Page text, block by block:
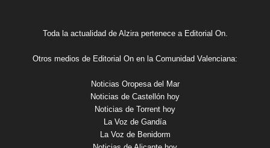
Toda la actualidad de Alzira pertenece a Editorial On.
Otros medios de Editorial On en la Comunidad Valenciana:
Noticias Oropesa del Mar
Noticias de Castellón hoy
Noticias de Torrent hoy
La Voz de Gandía
La Voz de Benidorm